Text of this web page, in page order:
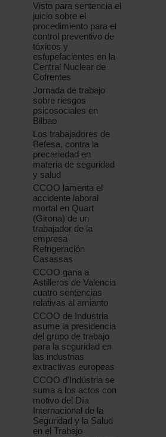
Visto para sentencia el
juicio sobre el
procedimiento para el
control preventivo de
tóxicos y
estupefacientes en la
Central Nuclear de
Cofrentes
Jornada de trabajo
sobre riesgos
psicosociales en
Bilbao
Los trabajadores de
Befesa, contra la
precariedad en
materia de seguridad
y salud
CCOO lamenta el
accidente laboral
mortal en Quart
(Girona) de un
trabajador de la
empresa
Refrigeración
Casassas
CCOO gana a
Astilleros de Valencia
cuatro sentencias
relativas al amianto
CCOO de Industria
asume la presidencia
del grupo de trabajo
para la seguridad en
las industrias
extractivas europeas
CCOO d'Indústria se
suma a los actos con
motivo del Día
Internacional de la
Seguridad y la Salud
en el Trabajo